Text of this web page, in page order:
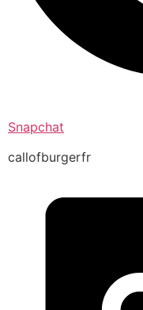
Snapchat
callofburgerfr